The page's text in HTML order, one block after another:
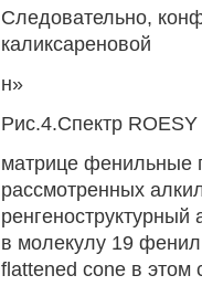
Следовательно,
каликсареновой
н»
Рис.4.Спектр
матрице фенильные
рассмотренных
в молекулу 19
flattened cone в этом